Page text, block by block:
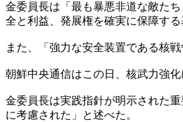
金委員長は「最も暴悪非道な敵た
全と利益、発展権を確実に保障する
また、「強力な安全装置である核
朝鮮中央通信はこの日、核武力強
金委員長は実践指針が明示された
に考慮された」と述べた。